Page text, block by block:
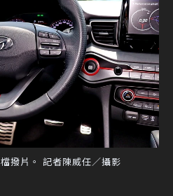
撥片。 記者陳威任／攝影